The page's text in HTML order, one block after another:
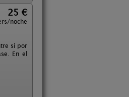
25 €
noche
sí por
En el